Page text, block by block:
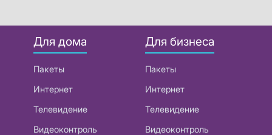
Для дома
Пакеты
Интернет
Телевидение
Видеоконтроль
Для бизнеса
Пакеты
Интернет
Телевидение
Видеоконтроль